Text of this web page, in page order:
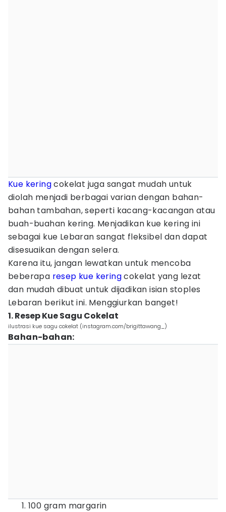
Kue keringcokelat juga sangat mudah untuk
diolah menjadi berbagai varian dengan bahan-
bahan tambahan, seperti kacang-kacangan atau
buah-buahan kering. Menjadikan kue kering ini
sebagai kue Lebaran sangat fleksibel dan dapat
disesuaikan dengan selera.
Karena itu, jangan lewatkan untuk mencoba
beberapa resep kue keringcokelat yang lezat
dan mudah dibuat untuk dijadikan isian stoples
Lebaran berikut ini. Menggiurkan banget!
1. Resep Kue Sagu Cokelat
ilustrasi kue sagu cokelat (instagram.com/brigittawang_)
Bahan-bahan:
100 gram margarin